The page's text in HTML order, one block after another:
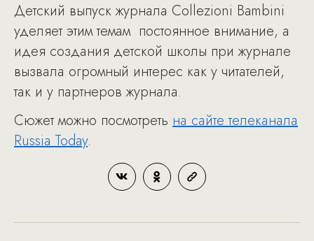
Детский выпуск журнала Collezioni Bambini
уделяет этим темам постоянное внимание, а
идея создания детской школы при журнале
вызвала огромный интерес как у читателей,
так и у партнеров журнала.
Сюжет можно посмотреть на сайте телеканала
Russia Today.